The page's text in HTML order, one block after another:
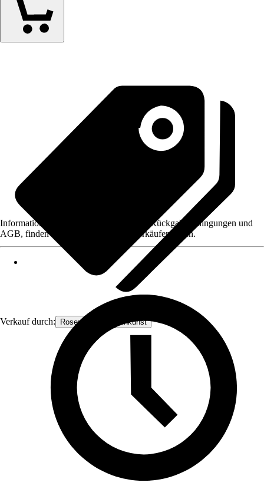
Verkauf durch: Rosenbogen-Gartenkunst
Informationen des Verkäufers, wie z. B. Rückgabebedingungen und
AGB, finden Sie bei Klick auf den Verkäufernamen.